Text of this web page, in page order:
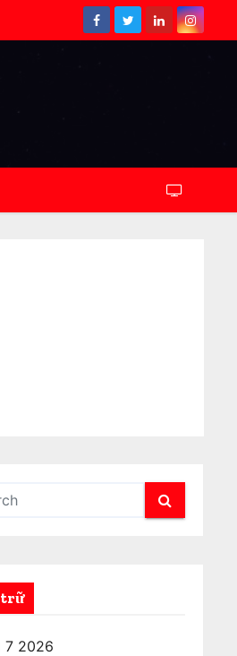
trữ
7 2026